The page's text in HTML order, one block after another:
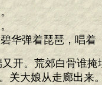
弹着琵琶，唱着
开。荒郊白骨谁
大娘从走廊出来